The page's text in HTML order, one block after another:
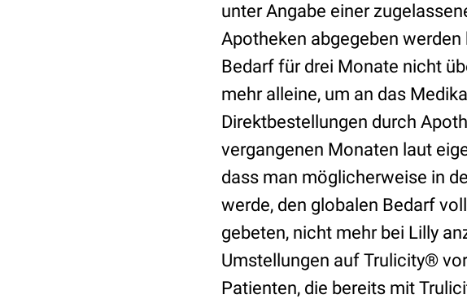
unter Angabe einer
Apotheken abgegeben
Bedarf für drei Monate nicht
mehr alleine, um an das
Direktbestellungen durch
vergangenen Monaten laut
dass man möglicherweise in
werde, den globalen Bedarf
gebeten, nicht mehr bei Lilly
Umstellungen auf Trulicity®
Patienten, die bereits mit